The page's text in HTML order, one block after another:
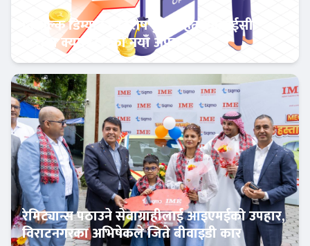
बैंक-वित्त
निःशुल्क डिम्याट र विशेष छुटसहित एनआईसी
एशिया क्यापिटलको नयाँ अफर
रेमिट्यान्स पठाउने सेवाग्राहीलाई आइएमईको उपहार,
विराटनगरका अभिषेकले जिते बीवाइडी कार